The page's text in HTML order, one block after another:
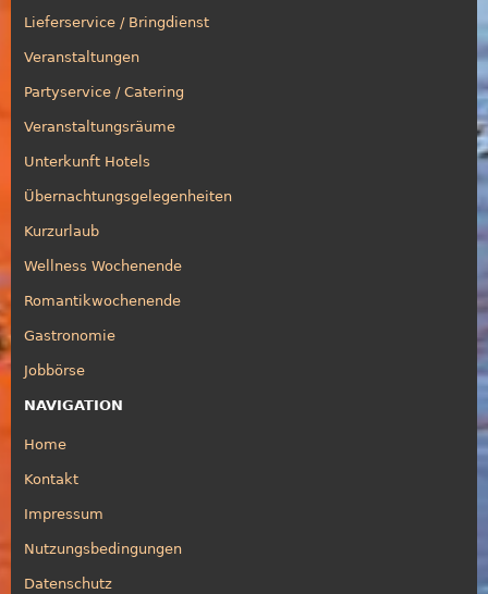
Lieferservice / Bringdienst
Veranstaltungen
Partyservice / Catering
Veranstaltungsräume
Unterkunft Hotels
Übernachtungsgelegenheiten
Kurzurlaub
Wellness Wochenende
Romantikwochenende
Gastronomie
Jobbörse
NAVIGATION
Home
Kontakt
Impressum
Nutzungsbedingungen
Datenschutz